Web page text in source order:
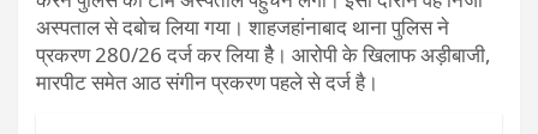
अस्पताल से दबोच लिया गया। शाहजहांनाबाद थाना पुलिस ने
प्रकरण 280/26 दर्ज कर लिया हैै। आरोपी के खिलाफ अड़ीबाजी,
मारपीट समेत आठ संगीन प्रकरण पहले से दर्ज है।